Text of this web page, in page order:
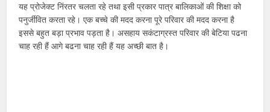
यह प्रोजेक्ट निंरतर चलता रहे तथा इसी प्रकार पात्र बालिकाओं की शिक्षा को
पनुर्जीवित करता रहे। एक बच्चे की मदद करना पूरे परिवार की मदद करना है
इससे बहुत बड़ा प्रभाव पड़ता है। असहाय सकंटाग्रस्त परिवार की बेटिया पढना
चाह रही हैं आगे बढना चाह रही हैं यह अच्छी बात है।